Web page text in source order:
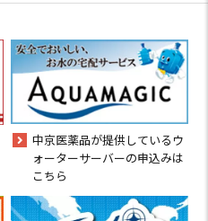
中京医薬品が提供しているウ
ォーターサーバーの申込みは
こちら